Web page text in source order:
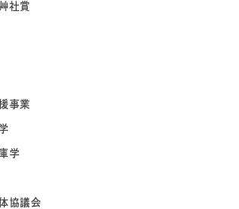
社賞
事業
学
協議会